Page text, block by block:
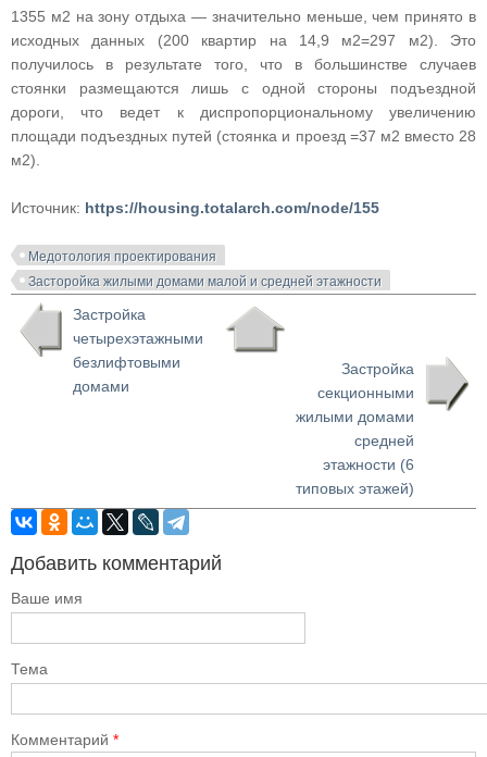
1355 м2 на зону отдыха — значительно меньше, чем принято в
исходных данных (200 квартир на 14,9 м2=297 м2). Это
получилось в результате того, что в большинстве случаев
стоянки размещаются лишь с одной стороны подъездной
дороги, что ведет к диспропорциональному увеличению
площади подъездных путей (стоянка и проезд =37 м2 вместо 28
м2).
Источник: https://housing.totalarch.com/node/155
Медотология проектирования
Засторойка жилыми домами малой и средней этажности
Застройка
четырехэтажными
безлифтовыми
домами
Застройка
секционными
жилыми домами
средней
этажности (6
типовых этажей)
Добавить комментарий
Ваше имя
Тема
Комментарий *